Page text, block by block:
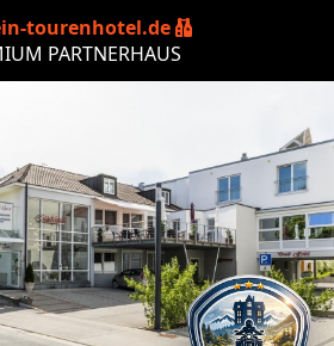
tourenhotel.de
PARTNERHAUS